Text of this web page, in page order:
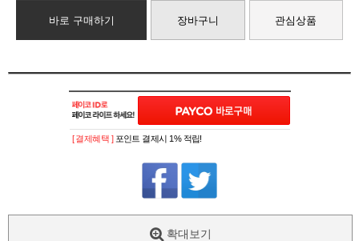
바로 구매하기 장바구니 관심상품
[ 결제혜택 ] 포인트 결제시 1% 적립!
확대보기